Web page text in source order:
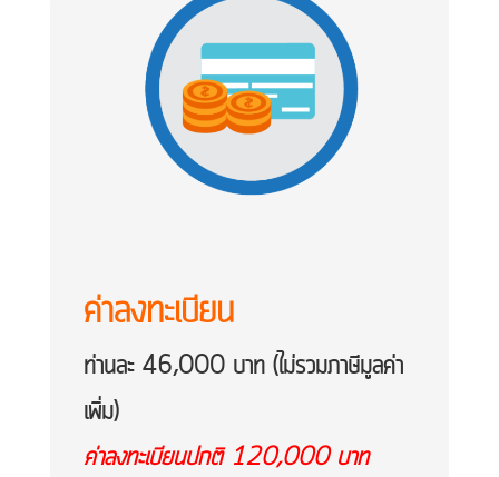
ค่าลงทะเบียน
ท่านละ 46,000 บาท (ไม่รวมภาษีมูลค่า
เพิ่ม)
ค่าลงทะเบียนปกติ 120,000 บาท